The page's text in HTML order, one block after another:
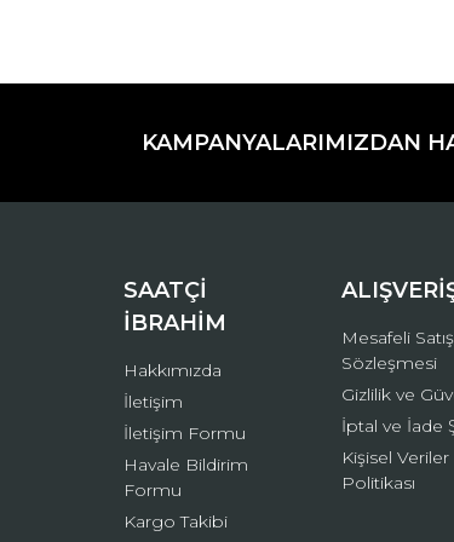
Görüş ve önerileriniz için teşekkür
Ürün resmi kalitesiz, bozuk veya
Bu ürüne benzer farklı alternatifler
KAMPANYALARIMIZDAN
SAATÇİ
İBRAHİM
Hakkımızda
İletişim
İletişim Formu
Havale Bildirim
Formu
Kargo Takibi
Mesafeli Satış
Sözleşmesi
Gizlilik ve
İptal ve İade
Kişisel Veriler
Politikası